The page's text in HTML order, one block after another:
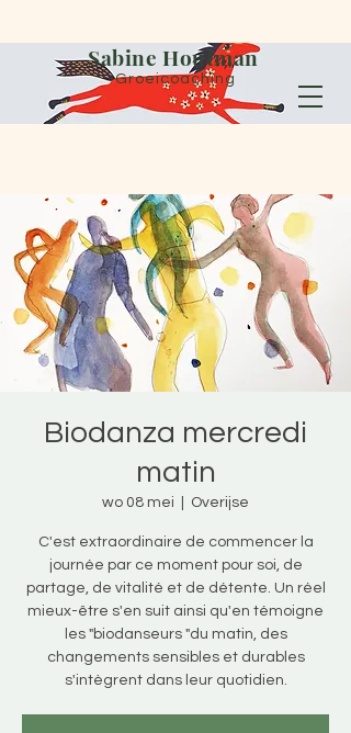
Sabine Houtman
Groeicoaching
Biodanza mercredi
matin
wo 08 mei Overijse
C'est extraordinaire de commencer la
journée par ce moment pour soi, de
partage, de vitalité et de détente. Un réel
mieux-être s'en suit ainsi qu'en témoigne
les "biodanseurs "du matin, des
changements sensibles et durables
s'intègrent dans leur quotidien.